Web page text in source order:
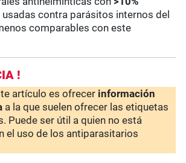
usadas contra parásitos internos del
comparables con este
!
artículo es ofrecer información
a la que suelen ofrecer las etiquetas
Puede ser útil a quien no está
el uso de los antiparasitarios